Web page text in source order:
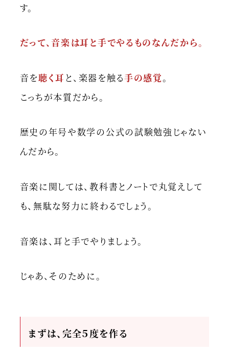
す。
だって、音楽は耳と手でやるものなんだから。
音を聴く耳 と、楽器を触る手の感覚。
こっちが本質だから。
歴史の年号や数学の公式の試験勉強じゃない
んだから。
音楽に関しては、教科書とノートで丸覚えして
も、無駄な努力に終わるでしょう。
音楽は、耳と手でやりましょう。
じゃあ、そのために。
まずは、完全５度を作る